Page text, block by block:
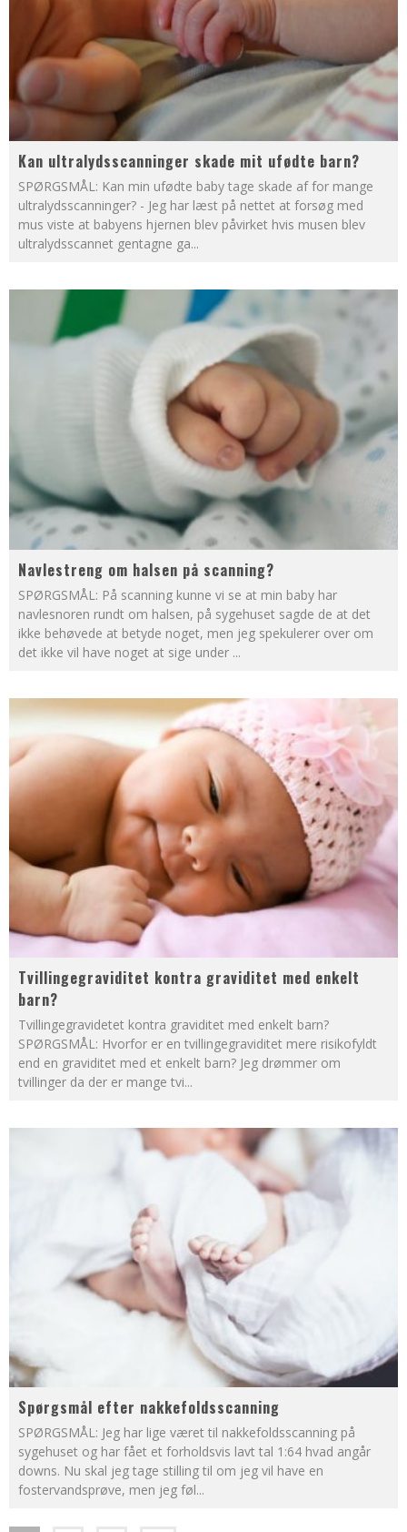
Kan ultralydsscanninger skade mit ufødte barn?
SPØRGSMÅL: Kan min ufødte baby tage skade af for mange
ultralydsscanninger? - Jeg har læst på nettet at forsøg med
mus viste at babyens hjernen blev påvirket hvis musen blev
ultralydsscannet gentagne ga...
Navlestreng om halsen på scanning?
SPØRGSMÅL: På scanning kunne vi se at min baby har
navlesnoren rundt om halsen, på sygehuset sagde de at det
ikke behøvede at betyde noget, men jeg spekulerer over om
det ikke vil have noget at sige under ...
Tvillingegraviditet kontra graviditet med enkelt
barn?
Tvillingegravidetet kontra graviditet med enkelt barn?
SPØRGSMÅL: Hvorfor er en tvillingegraviditet mere risikofyldt
end en graviditet med et enkelt barn? Jeg drømmer om
tvillinger da der er mange tvi...
Spørgsmål efter nakkefoldsscanning
SPØRGSMÅL: Jeg har lige været til nakkefoldsscanning på
sygehuset og har fået et forholdsvis lavt tal 1:64 hvad angår
downs. Nu skal jeg tage stilling til om jeg vil have en
fostervandsprøve, men jeg føl...